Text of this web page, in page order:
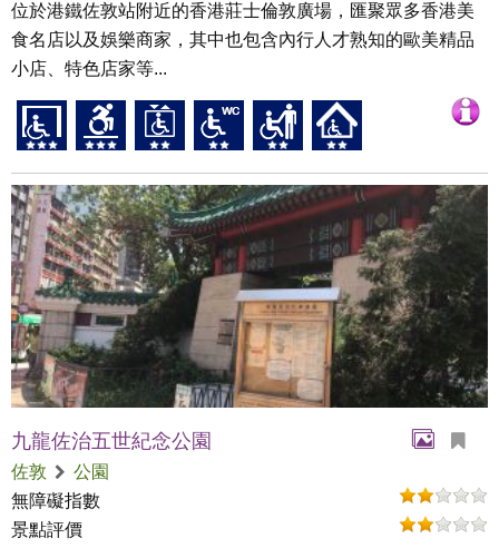
位於港鐵佐敦站附近的香港莊士倫敦廣場，匯聚眾多香港美
食名店以及娛樂商家，其中也包含內行人才熟知的歐美精品
小店、特色店家等...
九龍佐治五世紀念公園
佐敦
公園
無障礙指數
景點評價